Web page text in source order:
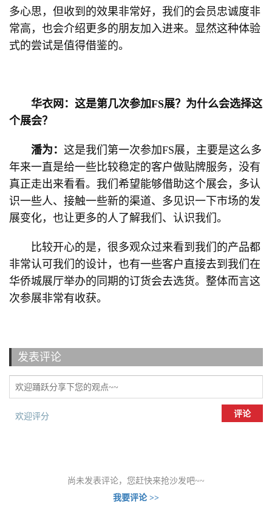
多心思，但收到的效果非常好，我们的会员忠诚度非
常高，也会介绍更多的朋友加入进来。显然这种体验
式的尝试是值得借鉴的。
华衣网：这是第几次参加FS展？为什么会选择这
个展会？
潘为： 这是我们第一次参加FS展，主要是这么多
年来一直是给一些比较稳定的客户做贴牌服务，没有
真正走出来看看。我们希望能够借助这个展会，多认
识一些人、接触一些新的渠道、多见识一下市场的发
展变化，也让更多的人了解我们、认识我们。
比较开心的是，很多观众过来看到我们的产品都
非常认可我们的设计，也有一些客户直接去到我们在
华侨城展厅举办的同期的订货会去选货。整体而言这
次参展非常有收获。
发表评论
欢迎评分 评论
尚未发表评论，您赶快来抢沙发吧~~
我要评论 >>